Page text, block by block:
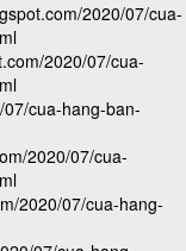
2020/07/cua-
2020/07/cua-
cua-hang-ban-
2020/07/cua-
2020/07/cua-hang-